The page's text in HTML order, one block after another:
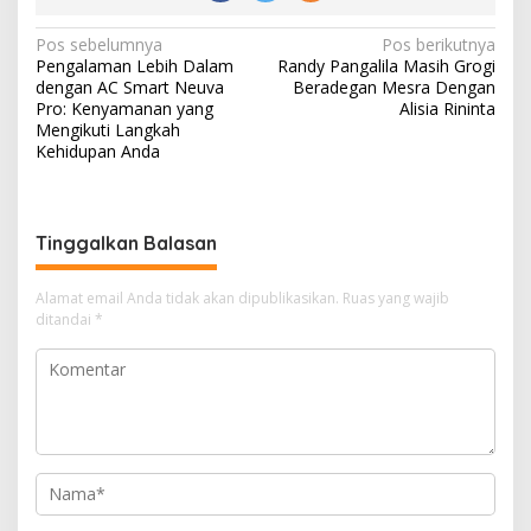
N
a
v
i
s
i
p
o
s
Pos sebelumnya
Pengalaman Lebih Dalam
dengan AC Smart Neuva
Pro: Kenyamanan yang
Mengikuti Langkah
Kehidupan Anda
Pos berikutnya
Randy Pangalila Masih Grogi
Beradegan Mesra Dengan
Alisia Rininta
Tinggalkan Balasan
Alamat email Anda tidak akan dipublikasikan. Ruas yang wajib
ditandai *